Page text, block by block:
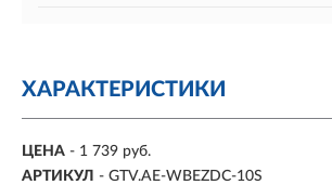
ХАРАКТЕРИСТИКИ
ЦЕНА - 1 739 руб.
АРТИКУЛ - GTV.AE-WBEZDC-10S